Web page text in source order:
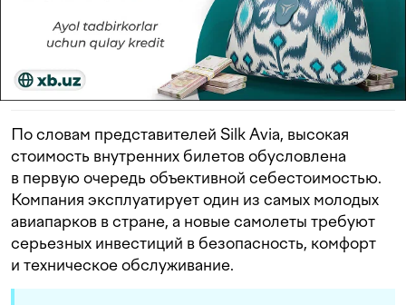
По словам представителей Silk Avia, высокая
стоимость внутренних билетов обусловлена
в первую очередь объективной себестоимостью.
Компания эксплуатирует один из самых молодых
авиапарков в стране, а новые самолеты требуют
серьезных инвестиций в безопасность, комфорт
и техническое обслуживание.